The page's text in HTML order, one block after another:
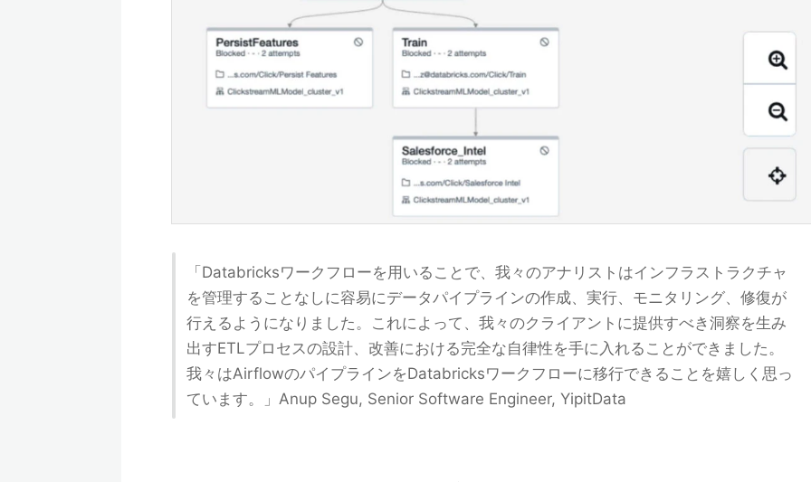
「Databricksワークフローを用いることで、我々のアナリストはインフラストラクチャ
を管理することなしに容易にデータパイプラインの作成、実行、モニタリング、修復が
行えるようになりました。これによって、我々のクライアントに提供すべき洞察を生み
出すETLプロセスの設計、改善における完全な自律性を手に入れることができました。
我々はAirflowのパイプラインをDatabricksワークフローに移行できることを嬉しく思っ
ています。」Anup Segu, Senior Software Engineer, YipitData